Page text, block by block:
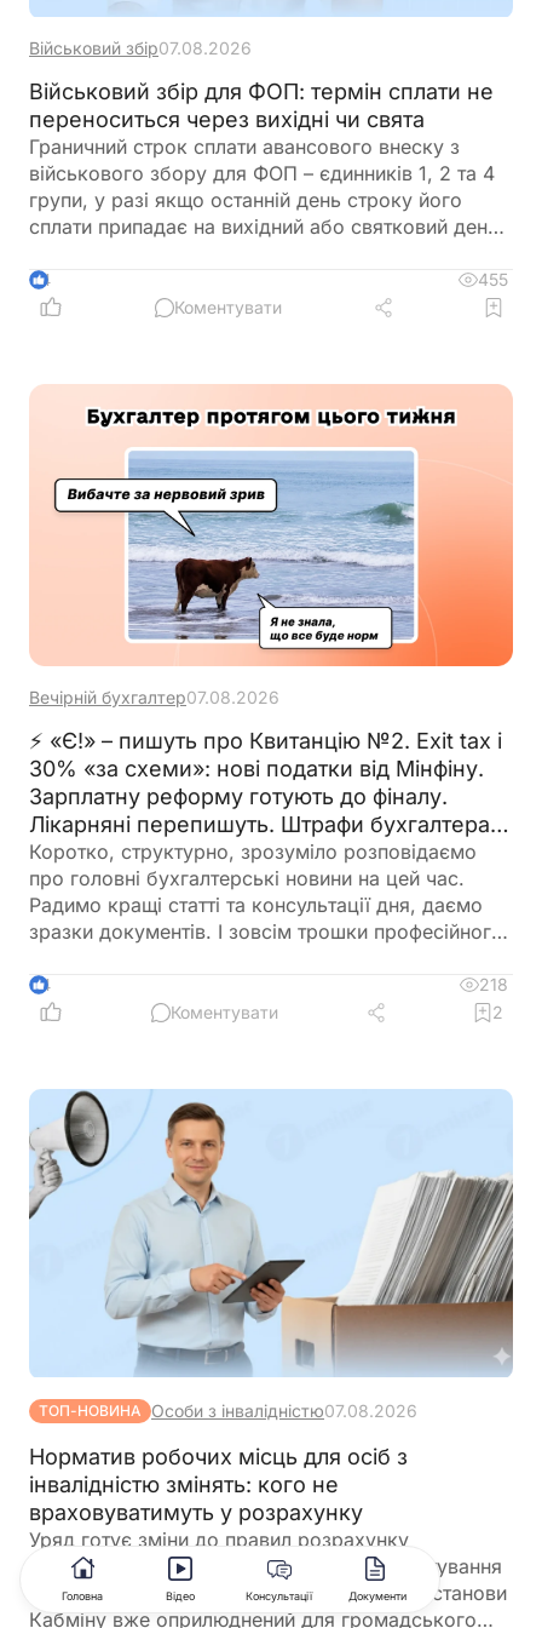
Військовий збір07.08.2026
Військовий збір для ФОП: термін сплати не
переноситься через вихідні чи свята
Граничний строк сплати авансового внеску з
військового збору для ФОП – єдинників 1, 2 та 4
групи, у разі якщо останній день строку його
сплати припадає на вихідний або святковий день,
за вихідним або святковим днем
4
455
Коментувати
Вечірній бухгалтер07.08.2026
⚡ «Є!» – пишуть про Квитанцію №2. Exit tax і
30% «за схеми»: нові податки від Мінфіну.
Зарплатну реформу готують до фіналу.
Лікарняні перепишуть. Штрафи бухгалтерам
– теж. 🙋‍♀️ Вечірній бухгалтер від 07.08.2026
Коротко, структурно, зрозуміло розповідаємо
про головні бухгалтерські новини на цей час.
Радимо кращі статті та консультації дня, даємо
зразки документів. І зовсім трошки професійного
4
218
Коментувати
2
ТОП-НОВИНА Особи з інвалідністю07.08.2026
Норматив робочих місць для осіб з
інвалідністю змінять: кого не
враховуватимуть у розрахунку
Уряд готує зміни до правил розрахунку
нормативу робочих місць для працевлаштування
осіб з інвалідністю. Відповідний проєкт постанови
Кабміну вже оприлюднений для громадського
Головна Відео Консультації Документи